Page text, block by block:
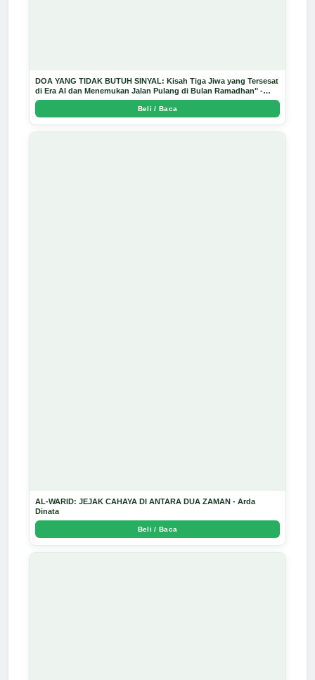
DOA YANG TIDAK BUTUH SINYAL: Kisah Tiga Jiwa yang Tersesat
di Era AI dan Menemukan Jalan Pulang di Bulan Ramadhan" -
Arda Dinata
Beli / Baca
AL-WARID: JEJAK CAHAYA DI ANTARA DUA ZAMAN - Arda
Dinata
Beli / Baca